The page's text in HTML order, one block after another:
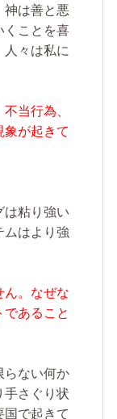
神は善と悪
くことを喜
々は私に
当行為、
が起きて
は粘り強い
ムはより強
ん。なぜな
あること
らない何か
手さぐり状
で起きて